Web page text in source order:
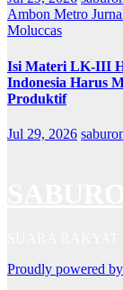
Ambon Metro
Moluccas
Isi Materi LK-III
Indonesia Harus
Produktif
Jul 29, 2026
Proudly powered